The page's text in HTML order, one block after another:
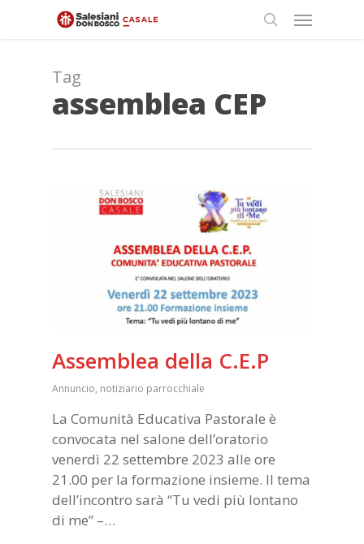
Menu
Tag
assemblea CEP
Assemblea della C.E.P
Annuncio, notiziario parrocchiale
La Comunità Educativa Pastorale è
convocata nel salone dell’oratorio
venerdì 22 settembre 2023 alle ore
21.00 per la formazione insieme. Il tema
dell’incontro sarà “Tu vedi più lontano
di me” –…